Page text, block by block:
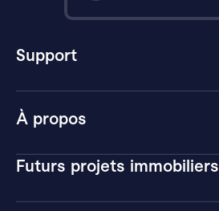
À propos
Futurs projets immobiliers
Support